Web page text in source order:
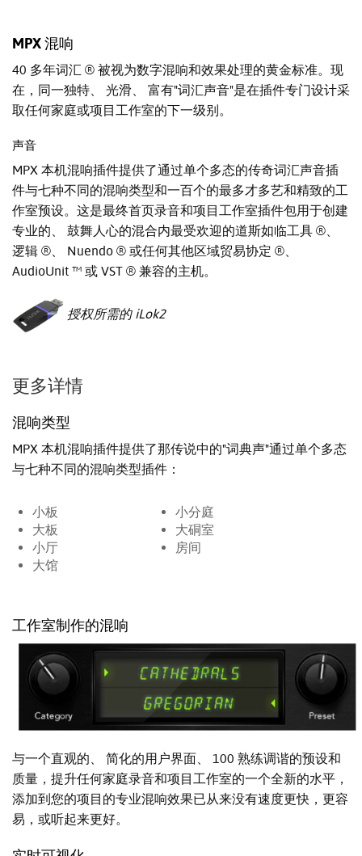
MPX 混响
40 多年词汇 ® 被视为数字混响和效果处理的黄金标准。现
在，同一独特、 光滑、 富有"词汇声音"是在插件专门设计采
取任何家庭或项目工作室的下一级别。
声音
MPX 本机混响插件提供了通过单个多态的传奇词汇声音插
件与七种不同的混响类型和一百个的最多才多艺和精致的工
作室预设。这是最终首页录音和项目工作室插件包用于创建
专业的、 鼓舞人心的混合内最受欢迎的道斯如临工具 ®、
逻辑 ®、 Nuendo ® 或任何其他区域贸易协定 ®、
AudioUnit ™ 或 VST ® 兼容的主机。
授权所需的 iLok2
更多详情
混响类型
MPX 本机混响插件提供了那传说中的"词典声"通过单个多态
与七种不同的混响类型插件：
小板
大板
小厅
大馆
小分庭
大硐室
房间
工作室制作的混响
与一个直观的、 简化的用户界面、 100 熟练调谐的预设和
质量，提升任何家庭录音和项目工作室的一个全新的水平，
添加到您的项目的专业混响效果已从来没有速度更快，更容
易，或听起来更好。